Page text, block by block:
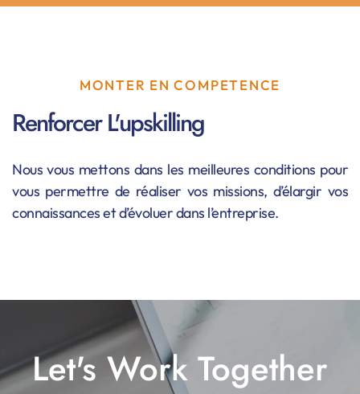
MONTER EN COMPETENCE
Renforcer L'upskilling
Nous vous mettons dans les meilleures conditions pour
vous permettre de réaliser vos missions, d’élargir vos
connaissances et d’évoluer dans l’entreprise.
Let's Work Together